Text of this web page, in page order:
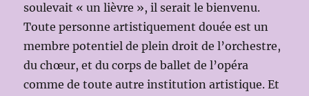
soulevait « un lièvre », il serait le bienvenu.
Toute personne artistiquement douée est un
membre potentiel de plein droit de l’orchestre,
du chœur, et du corps de ballet de l’opéra
comme de toute autre institution artistique. Et